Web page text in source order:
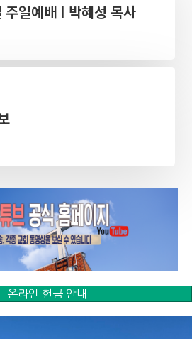
일예배 I 박혜성 목사
온라인 헌금 안내